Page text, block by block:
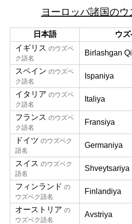
ヨーロッパ諸国のウ
日本語
ウ
イギリス のウズベ
ク語名
Birlashgan
スペイン のウズベ
ク語名
Ispaniya
イタリア のウズベ
ク語名
Italiya
フランス のウズベ
ク語名
Fransiya
ドイツ のウズベク
語名
Germaniya
スイス のウズベク
語名
Shveytsariya
フィンランド の
ウズベク語名
Finlandiya
オーストリア の
ウズベク語名
Avstriya